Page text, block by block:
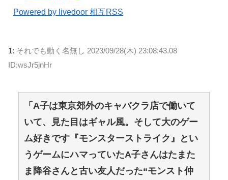
Powered by livedoor 相互RSS
1: それでも動く名無し 2023/09/28(木) 23:08:43.08
ID:wsJr5jnHr
「A子は東京郊外のキャバクラ店で働いて
いて、見た目はギャル風。そして大のゲー
ム好きです『モンスターストライク』とい
うゲームにハマっていたA子さんはたまた
ま降谷さんと古い友人だった“モンスト仲